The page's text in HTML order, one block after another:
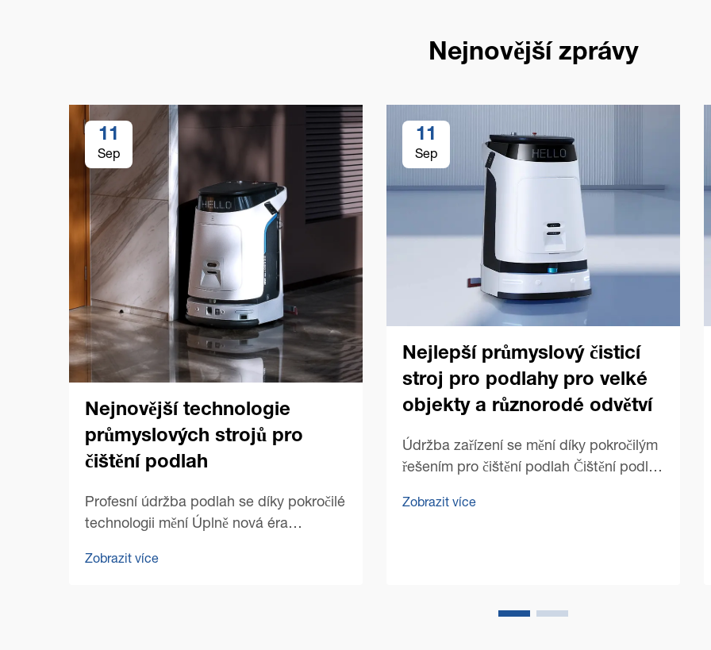
Nejnovější zprávy
11
Sep
Nejnovější technologie
průmyslových strojů pro
čištění podlah
Profesní údržba podlah se díky pokročilé
technologii mění Úplně nová éra
nástupem špičkových technologií pro
Zobrazit více
11
Sep
Nejlepší průmyslový čisticí
stroj pro podlahy pro velké
objekty a různorodé odvětví
Údržba zařízení se mění díky pokročilým
řešením pro čištění podlah Čištění podlah
představuje zvláštní výzvy, které
Zobrazit více